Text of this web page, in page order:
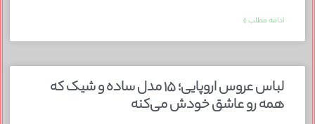
ادامه مطلب »
لباس عروس اروپایی؛ ۱۵ مدل ساده و شیک که
همه رو عاشق خودش می‌کنه